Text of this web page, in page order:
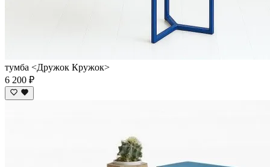
тумба <Дружок Кружок>
6 200 ₽